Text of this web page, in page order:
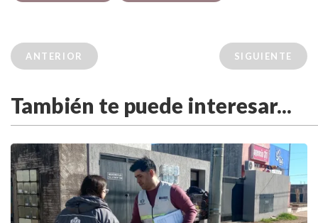
ANTERIOR SIGUIENTE
También te puede interesar...